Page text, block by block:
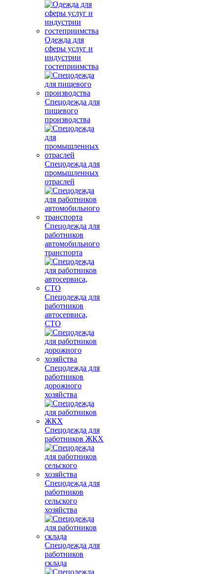
Одежда для
сферы услуг и
индустрии
гостеприимства
Спецодежда для
пищевого
производства
Спецодежда для
промышленных
отраслей
Спецодежда для
работников
автомобильного
транспорта
Спецодежда для
работников
автосервиса,
СТО
Спецодежда для
работников
дорожного
хозяйства
Спецодежда для
работников ЖКХ
Спецодежда для
работников
сельского
хозяйства
Спецодежда для
работников
склада